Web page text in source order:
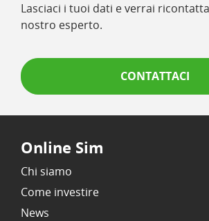
Lasciaci i tuoi dati e verrai
nostro esperto.
CONTATTACI
Online Sim
Chi siamo
Come investire
News